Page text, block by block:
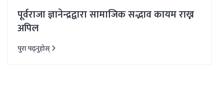
पूर्वराजा ज्ञानेन्द्रद्वारा सामाजिक सद्भाव कायम राख्न
अपिल
पुरा पढ्नुहोस्